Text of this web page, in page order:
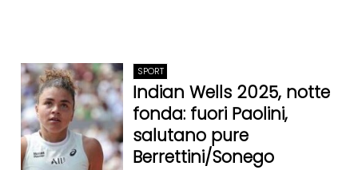
SPORT
Indian Wells 2025, notte
fonda: fuori Paolini,
salutano pure
Berrettini/Sonego